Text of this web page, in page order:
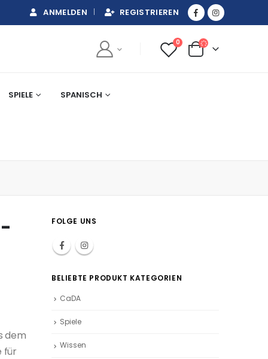
ANMELDEN REGISTRIEREN
0
SPIELE SPANISCH
dem
für
FOLGE UNS
BELIEBTE PRODUKT KATEGORIEN
CaDA
Spiele
Wissen